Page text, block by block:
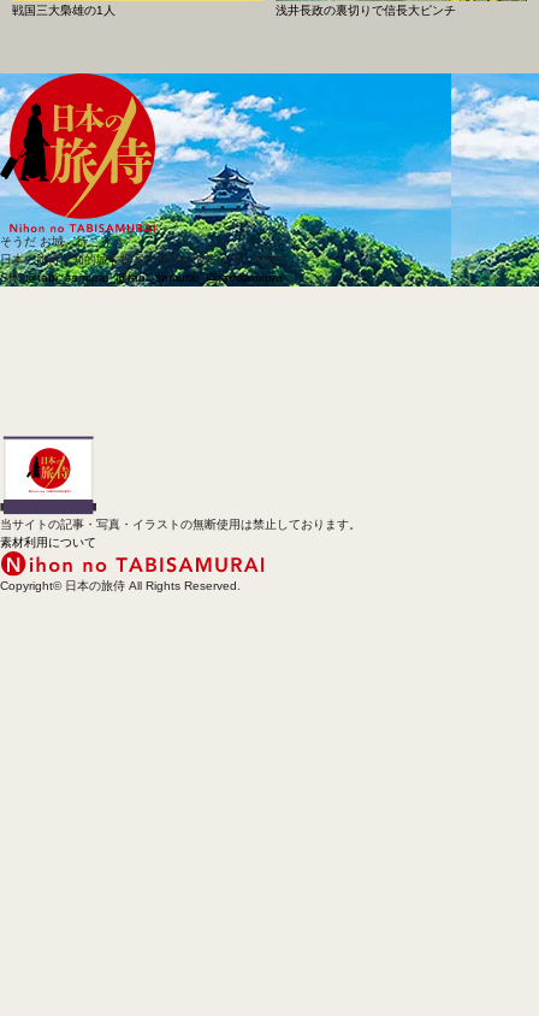
戦国三大梟雄の1人
浅井長政の裏切りで信長大ピンチ
そうだ お城、行こう
日本の旅侍は知的城を提案する旅行情報メディアです。
SNS@tabi_samurai_@tabi_samurai_@tabisamurai
当サイトの記事・写真・イラストの無断使用は禁止しております。
素材利用について
Copyright© 日本の旅侍 All Rights Reserved.